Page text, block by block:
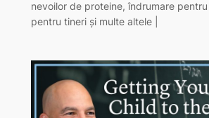
nevoilor de proteine, îndrumare
pentru tineri și multe altele |